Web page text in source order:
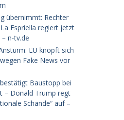
übernimmt: Rechter
Espriella regiert jetzt
n-tv.de
EU knöpft sich
Fake News vor
Baustopp bei
– Donald Trump regt
Schande“ auf –